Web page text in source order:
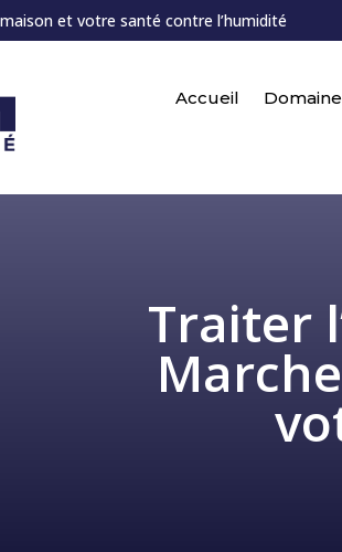
et votre santé contre l’humidité
Accueil
Traiter